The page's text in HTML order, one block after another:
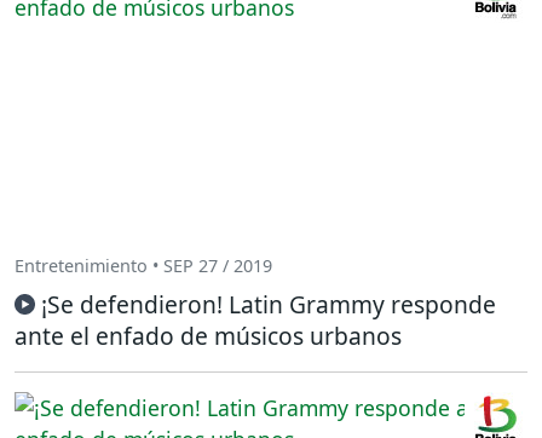
Entretenimiento • SEP 27 / 2019
¡Se defendieron! Latin Grammy responde
ante el enfado de músicos urbanos